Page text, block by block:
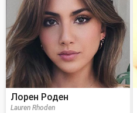
Лорен Роден
Lauren Rhoden